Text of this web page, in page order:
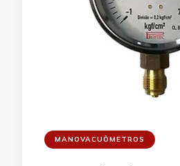
MANOVACUÔMETROS